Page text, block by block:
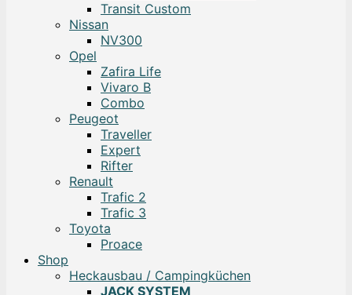
Transit Custom
Nissan
NV300
Opel
Zafira Life
Vivaro B
Combo
Peugeot
Traveller
Expert
Rifter
Renault
Trafic 2
Trafic 3
Toyota
Proace
Shop
Heckausbau / Campingküchen
JACK SYSTEM